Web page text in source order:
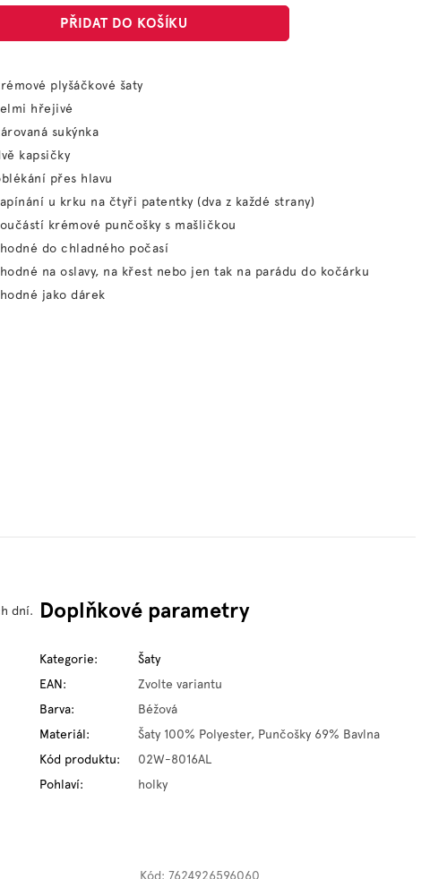
PŘIDAT DO KOŠÍKU
plyšáčkové šaty
hřejivé
sukýnka
kapsičky
přes hlavu
u krku na čtyři patentky (dva z každé strany)
krémové punčošky s mašličkou
do chladného počasí
na oslavy, na křest nebo jen tak na parádu do kočárku
jako dárek
dní. Doplňkové parametry
Kategorie:
Šaty
EAN:
Zvolte variantu
Barva:
Béžová
Materiál:
Šaty 100% Polyester, Punčošky 69% Bavlna
Kód produktu:
02W-8016AL
Pohlaví: holky
Kód: 7624926596060